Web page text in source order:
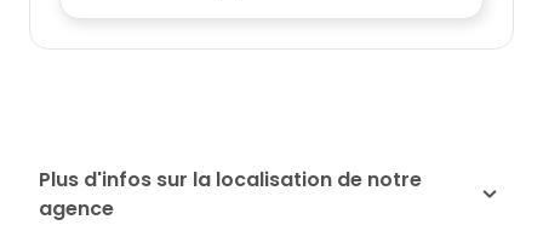
Plus d'infos sur la localisation de notre
agence